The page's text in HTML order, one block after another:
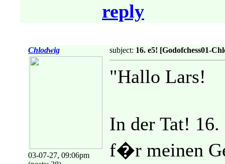
reply
Chlodwig
03-07-27, 09:06pm
subject: 16. e5! [Godofchess01-
"Hallo Lars!
In der Tat!
f�r meinen